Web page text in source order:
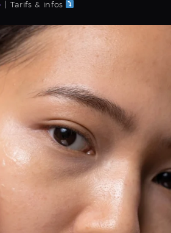
| Tarifs & infos